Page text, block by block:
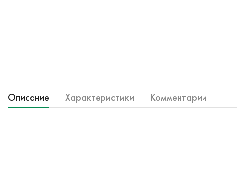
Описание Характеристики Комментарии